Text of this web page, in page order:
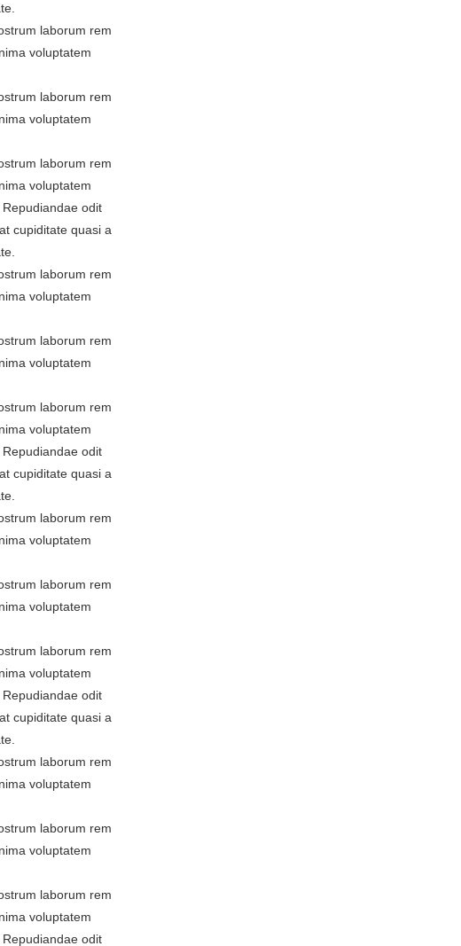
laborum rem
voluptatem
laborum rem
voluptatem
laborum rem
voluptatem
odit
cupiditate quasi a
laborum rem
voluptatem
laborum rem
voluptatem
laborum rem
voluptatem
odit
cupiditate quasi a
laborum rem
voluptatem
laborum rem
voluptatem
laborum rem
voluptatem
odit
cupiditate quasi a
laborum rem
voluptatem
laborum rem
voluptatem
laborum rem
voluptatem
odit